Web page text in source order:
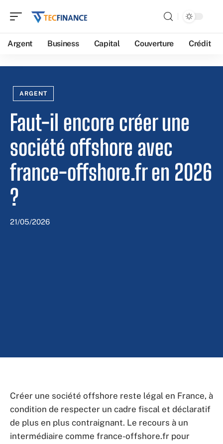
Argent Business Capital Couverture Crédit
ARGENT
Faut-il encore créer une
société offshore avec
france-offshore.fr en 2026
?
21/05/2026
Créer une société offshore reste légal en France, à
condition de respecter un cadre fiscal et déclaratif
de plus en plus contraignant. Le recours à un
intermédiaire comme france-offshore.fr pour